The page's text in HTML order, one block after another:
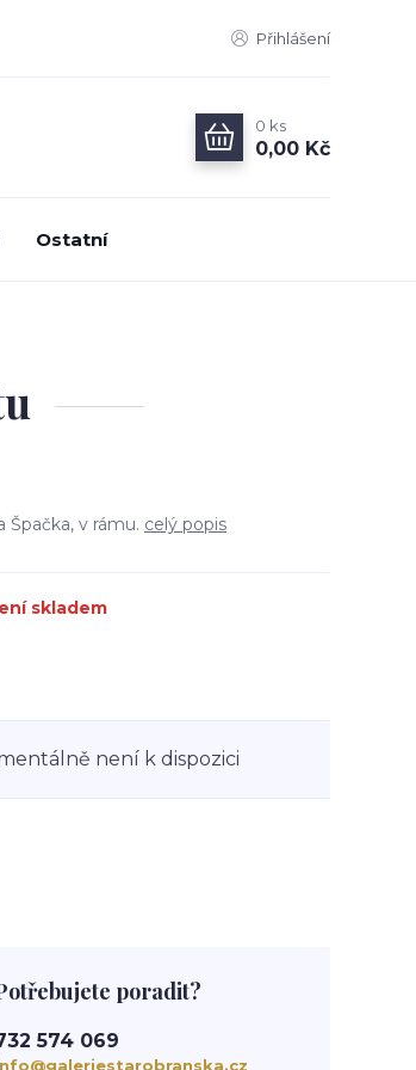
Přihlášení
0 ks
0,00 Kč
Ostatní
Špačka, v rámu. celý popis
skladem
není k dispozici
poradit?
574 069